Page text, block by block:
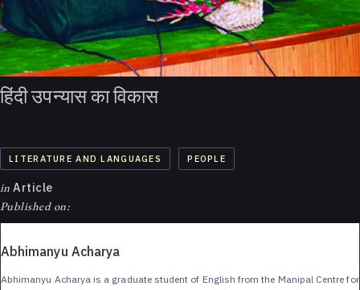
हिंदी उपन्यास का विकास
LITERATURE AND LANGUAGES PEOPLE
in Article
Published on:
Abhimanyu Acharya
Abhimanyu Acharya is a graduate student of English from the Manipal Centre for